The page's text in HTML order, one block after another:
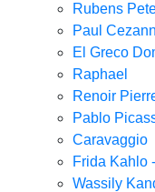
Rubens
Paul
El Greco
Raphael
Renoir
Pablo
Caravaggio
Frida Kahlo
Wassily